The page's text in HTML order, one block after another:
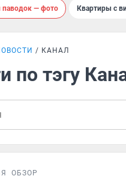
паводок — фото Квартиры с
КАНАЛ
по тэгу
ОБЗОР